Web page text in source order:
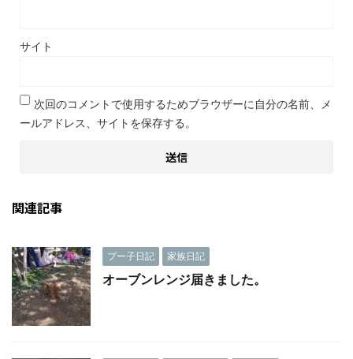
サイト
次回のコメントで使用するためブラウザーに自分の名前、メ
ールアドレス、サイトを保存する。
関連記事
プー子日記 家族日記
オーブンレンジ届きました。